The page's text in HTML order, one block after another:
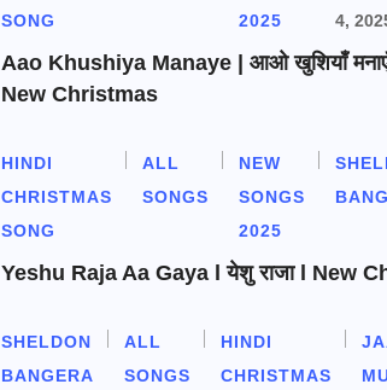
SONG
2025
4,
Aao Khushiya Manaye | आओ खुशियाँ
New Christmas
HINDI
CHRISTMAS
SONG
ALL
SONGS
NEW
SONGS
2025
Yeshu Raja Aa Gaya l येशु राजा l New
SHELDON
BANGERA
ALL
SONGS
HINDI
CHRISTMAS